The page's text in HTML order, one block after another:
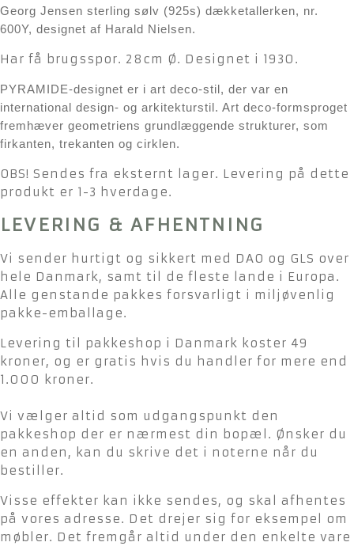
Georg Jensen sterling sølv (925s) dækketallerken, nr.
600Y, designet af Harald Nielsen.
Har få brugsspor. 28cm Ø. Designet i 1930.
PYRAMIDE-designet er i art deco-stil, der var en
international design- og arkitekturstil. Art deco-formsproget
fremhæver geometriens grundlæggende strukturer, som
firkanten, trekanten og cirklen.
OBS! Sendes fra eksternt lager. Levering på dette
produkt er 1-3 hverdage.
LEVERING & AFHENTNING
Vi sender hurtigt og sikkert med DAO og GLS over
hele Danmark, samt til de fleste lande i Europa.
Alle genstande pakkes forsvarligt i miljøvenlig
pakke-emballage.
Levering til pakkeshop i Danmark koster 49
kroner, og er gratis hvis du handler for mere end
1.000 kroner.
Vi vælger altid som udgangspunkt den
pakkeshop der er nærmest din bopæl. Ønsker du
en anden, kan du skrive det i noterne når du
bestiller.
Visse effekter kan ikke sendes, og skal afhentes
på vores adresse. Det drejer sig for eksempel om
møbler. Det fremgår altid under den enkelte vare